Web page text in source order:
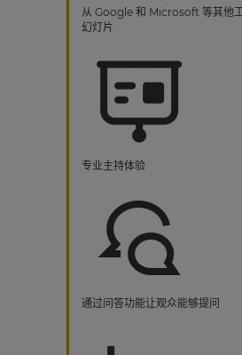
从 Google 和 Microsoft 等其他
幻灯片
专业主持体验
通过问答功能让观众能够提问